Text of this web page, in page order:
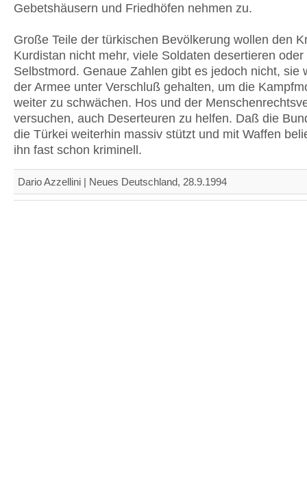
Gebetshäusern und Friedhöfen nehmen zu.
Große Teile der türkischen Bevölkerung wollen den
Kurdistan nicht mehr, viele Soldaten desertieren
Selbstmord. Genaue Zahlen gibt es jedoch nicht, sie
der Armee unter Verschluß gehalten, um die
weiter zu schwächen. Hos und der
versuchen, auch Deserteuren zu helfen. Daß die
die Türkei weiterhin massiv stützt und mit Waffen
ihn fast schon kriminell.
Dario Azzellini | Neues Deutschland, 28.9.1994